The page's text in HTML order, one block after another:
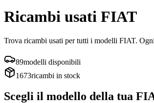
Ricambi usati FIAT
Trova ricambi usati per tutti i modelli FIAT.
89modelli disponibili
1673ricambi in stock
Scegli il modello della tua